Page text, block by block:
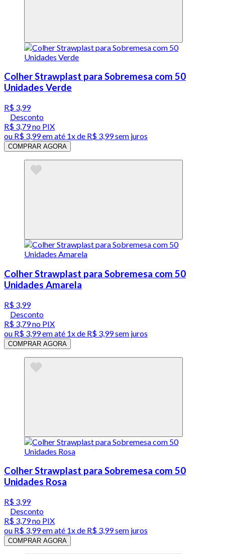
Colher Strawplast para Sobremesa com 50
Unidades Verde
R$ 3,99
Desconto
R$ 3,79no PIX
ou R$ 3,99em até 1x de R$ 3,99sem juros
COMPRAR AGORA
Colher Strawplast para Sobremesa com 50
Unidades Amarela
R$ 3,99
Desconto
R$ 3,79no PIX
ou R$ 3,99em até 1x de R$ 3,99sem juros
COMPRAR AGORA
Colher Strawplast para Sobremesa com 50
Unidades Rosa
R$ 3,99
Desconto
R$ 3,79no PIX
ou R$ 3,99em até 1x de R$ 3,99sem juros
COMPRAR AGORA